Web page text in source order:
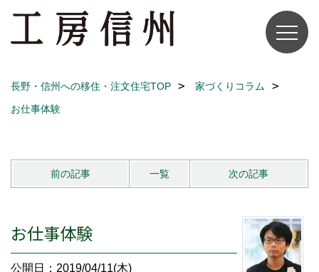
長野・信州への移住・注文住宅TOP
家づくりコラム
お仕事体験
前の記事 一覧 次の記事
お仕事体験
公開日：2019/04/11(木)